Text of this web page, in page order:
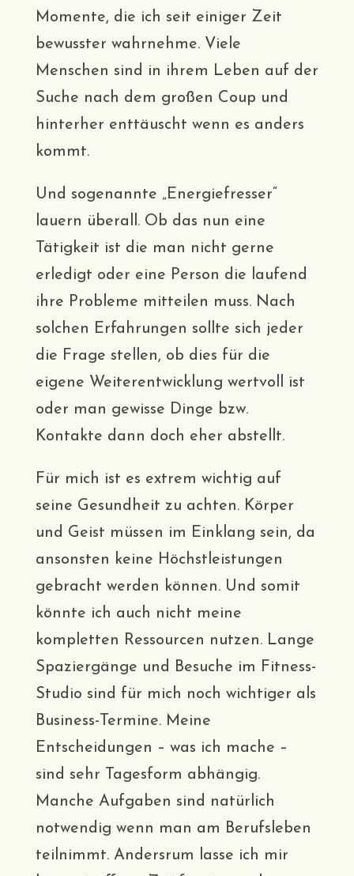
Momente, die ich seit einiger Zeit
bewusster wahrnehme. Viele
Menschen sind in ihrem Leben auf der
Suche nach dem großen Coup und
hinterher enttäuscht wenn es anders
kommt.
Und sogenannte „Energiefresser“
lauern überall. Ob das nun eine
Tätigkeit ist die man nicht gerne
erledigt oder eine Person die laufend
ihre Probleme mitteilen muss. Nach
solchen Erfahrungen sollte sich jeder
die Frage stellen, ob dies für die
eigene Weiterentwicklung wertvoll ist
oder man gewisse Dinge bzw.
Kontakte dann doch eher abstellt.
Für mich ist es extrem wichtig auf
seine Gesundheit zu achten. Körper
und Geist müssen im Einklang sein, da
ansonsten keine Höchstleistungen
gebracht werden können. Und somit
könnte ich auch nicht meine
kompletten Ressourcen nutzen. Lange
Spaziergänge und Besuche im Fitness-
Studio sind für mich noch wichtiger als
Business-Termine. Meine
Entscheidungen – was ich mache –
sind sehr Tagesform abhängig.
Manche Aufgaben sind natürlich
notwendig wenn man am Berufsleben
teilnimmt. Andersrum lasse ich mir